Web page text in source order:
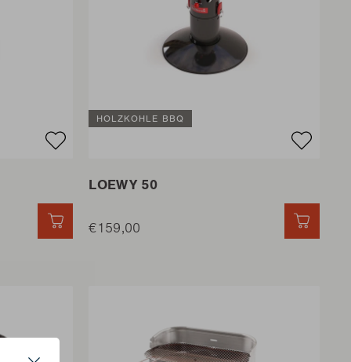
SCHNELL HINZUFÜGEN
HOLZKOHLE BBQ
LOEWY 50
€159,00